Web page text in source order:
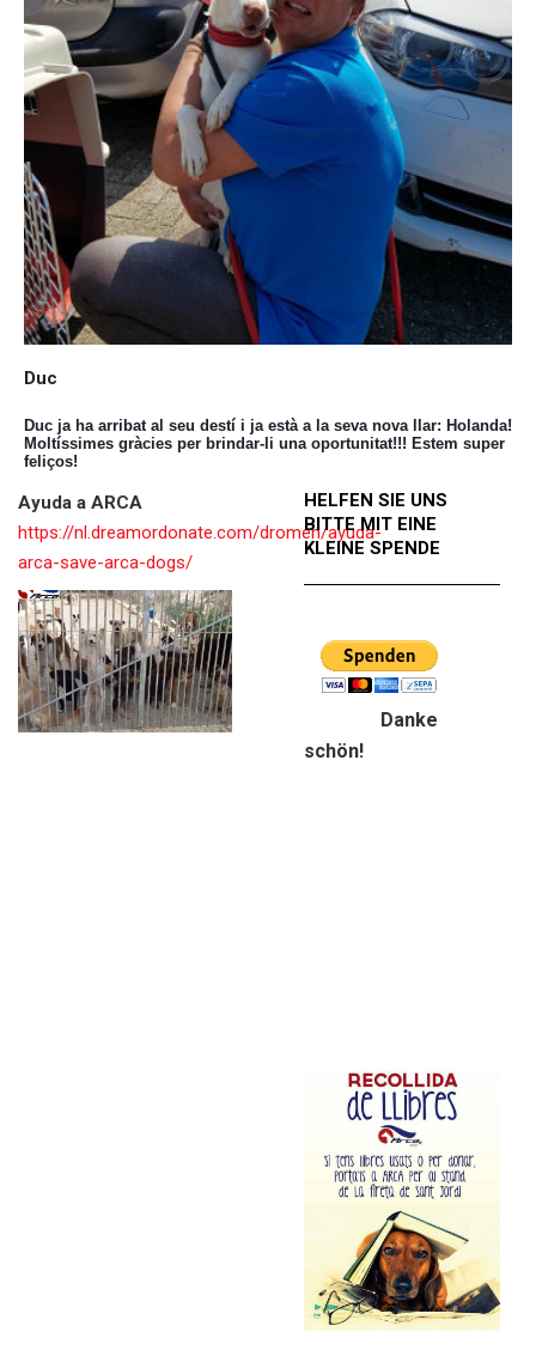
Duc
Duc ja ha arribat al seu destí i ja està a la seva nova llar: Holanda!
Moltíssimes gràcies per brindar-li una oportunitat!!! Estem super
feliços!
Ayuda a ARCA
https://nl.dreamordonate.com/dromen/ayuda-
arca-save-arca-dogs/
HELFEN SIE UNS
BITTE MIT EINE
KLEINE SPENDE
Danke
schön!